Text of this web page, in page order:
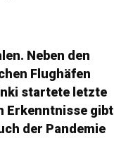
Neben den
Flughäfen
startete letzte
Erkenntnisse gibt
der Pandemie